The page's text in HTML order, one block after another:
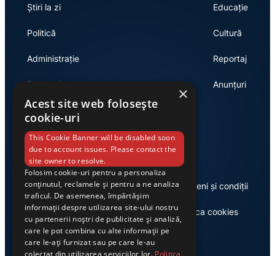
Știri la zi
Politică
Administrație
Economie
Educație
Cultură
Reportaj
Anunțuri
Link-uri utile
Despre noi
Casa de editură Exclusiv
Termeni și condiții
Politica cookies
×
Acest site web folosește
cookie-uri
This Cookie Banner will be disabled soon
due to account issues. Please contact the
site owner to resolve.
Folosim cookie-uri pentru a personaliza
conținutul, reclamele și pentru a ne analiza
traficul. De asemenea, împărtășim
informații despre utilizarea site-ului nostru
cu partenerii noștri de publicitate și analiză,
care le pot combina cu alte informații pe
care le-ați furnizat sau pe care le-au
colectat din utilizarea serviciilor lor. Politica